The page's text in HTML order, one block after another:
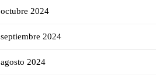
octubre 2024
septiembre 2024
agosto 2024